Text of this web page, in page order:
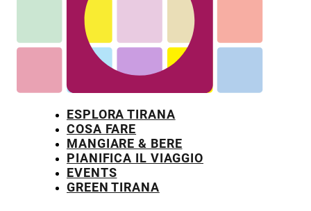
ESPLORA TIRANA
COSA FARE
MANGIARE & BERE
PIANIFICA IL VIAGGIO
EVENTS
GREEN TIRANA